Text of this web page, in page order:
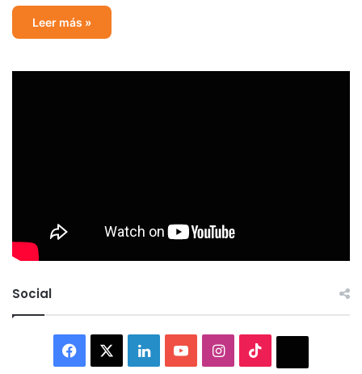
Leer más »
Social
Facebook LinkedInYouTubeInstagram